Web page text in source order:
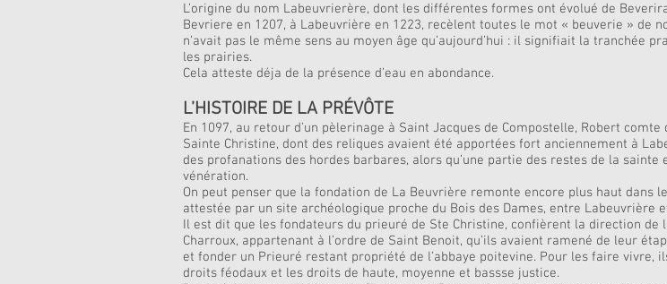
L’origine du nom Labeuvrierère, dont les différentes formes ont évolué de
Bevriere en 1207, à Labeuvrière en 1223, recèlent toutes le mot « beuverie » de
n’avait pas le même sens au moyen âge qu’aujourd’hui : il signifiait la tranchée
les prairies.
Cela atteste déja de la présence d’eau en abondance.
L’HISTOIRE DE LA PRÉVÔTE
En 1097, au retour d’un pèlerinage à Saint Jacques de Compostelle, Robert
Sainte Christine, dont des reliques avaient été apportées fort anciennement à
des profanations des hordes barbares, alors qu’une partie des restes de la sainte
vénération.
On peut penser que la fondation de La Beuvrière remonte encore plus haut dans
attestée par un site archéologique proche du Bois des Dames, entre Labeuvrière
Il est dit que les fondateurs du prieuré de Ste Christine, confièrent la direction de
Charroux, appartenant à l’ordre de Saint Benoit, qu’ils avaient ramené de leur
et fonder un Prieuré restant propriété de l’abbaye poitevine. Pour les faire vivre,
droits féodaux et les droits de haute, moyenne et bassse justice.